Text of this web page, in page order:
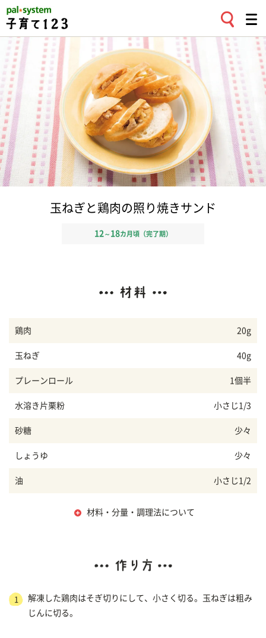
玉ねぎと鶏肉の照り焼きサンド
12 ～ 18カ月頃（完了期）
鶏肉 20g
玉ねぎ 40g
プレーンロール 1個半
水溶き片栗粉 小さじ1/3
砂糖 少々
しょうゆ 少々
油 小さじ1/2
材料・分量・調理法について
1
解凍した鶏肉はそぎ切りにして、小さく切る。玉ねぎは粗み
じんに切る。